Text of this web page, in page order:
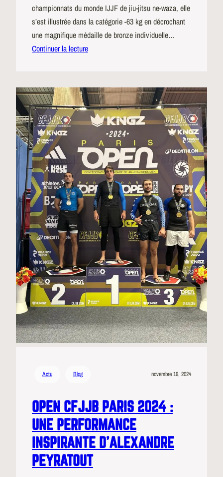
championnats du monde IJJF de jiu-jitsu ne-waza, elle
s’est illustrée dans la catégorie -63 kg en décrochant
une magnifique médaille de bronze individuelle…
Continuer la lecture
Actu Blog novembre 19, 2024
OPEN CFJJB PARIS 2024 :
UNE PERFORMANCE
INSPIRANTE D’ALEXANDRE
PEYRATOUT